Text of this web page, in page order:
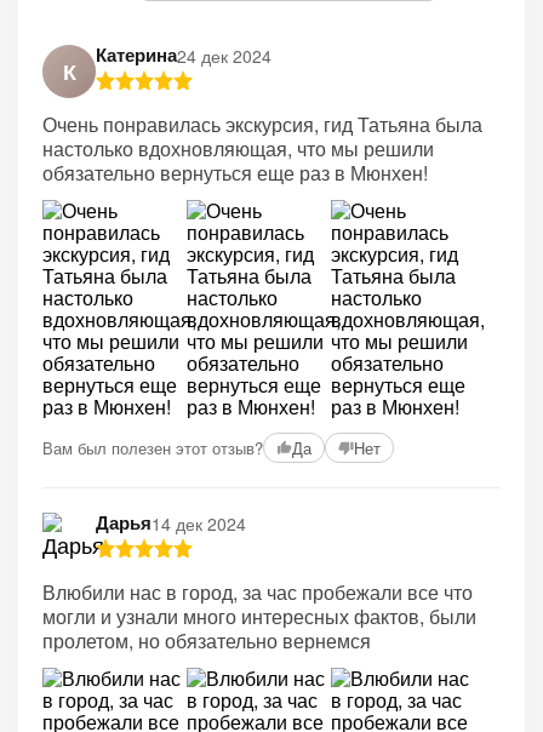
К
Катерина24 дек 2024
Очень понравилась экскурсия, гид Татьяна была
настолько вдохновляющая, что мы решили
обязательно вернуться еще раз в Мюнхен!
Вам был полезен этот отзыв? Да Нет
Дарья14 дек 2024
Влюбили нас в город, за час пробежали все что
могли и узнали много интересных фактов, были
пролетом, но обязательно вернемся